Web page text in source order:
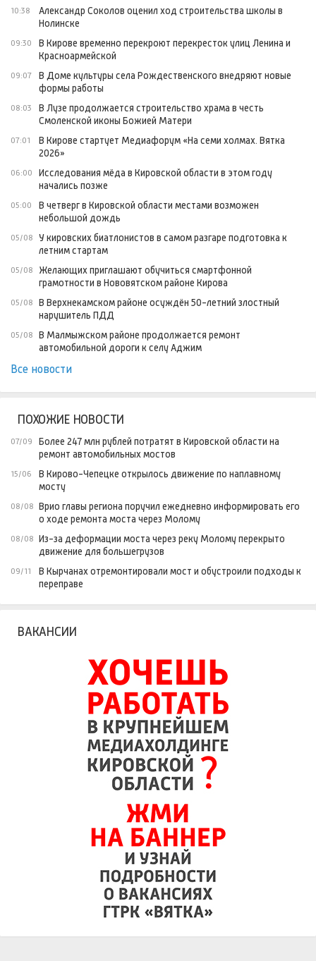
10:38
Александр Соколов оценил ход строительства школы в
Нолинске
09:30
В Кирове временно перекроют перекресток улиц Ленина и
Красноармейской
09:07
В Доме культуры села Рождественского внедряют новые
формы работы
08:03
В Лузе продолжается строительство храма в честь
Смоленской иконы Божией Матери
07:01
В Кирове стартует Медиафорум «На семи холмах. Вятка
2026»
06:00
Исследования мёда в Кировской области в этом году
начались позже
05:00
В четверг в Кировской области местами возможен
небольшой дождь
05/08
У кировских биатлонистов в самом разгаре подготовка к
летним стартам
05/08
Желающих приглашают обучиться смартфонной
грамотности в Нововятском районе Кирова
05/08
В Верхнекамском районе осуждён 50-летний злостный
нарушитель ПДД
05/08
В Малмыжском районе продолжается ремонт
автомобильной дороги к селу Аджим
Все новости
ПОХОЖИЕ НОВОСТИ
07/09
Более 247 млн рублей потратят в Кировской области на
ремонт автомобильных мостов
15/06
В Кирово-Чепецке открылось движение по наплавному
мосту
08/08 Врио главы региона поручил ежедневно информировать его
о ходе ремонта моста через Молому
08/08 Из-за деформации моста через реку Молому перекрыто
движение для большегрузов
09/11
В Кырчанах отремонтировали мост и обустроили подходы к
переправе
ВАКАНСИИ